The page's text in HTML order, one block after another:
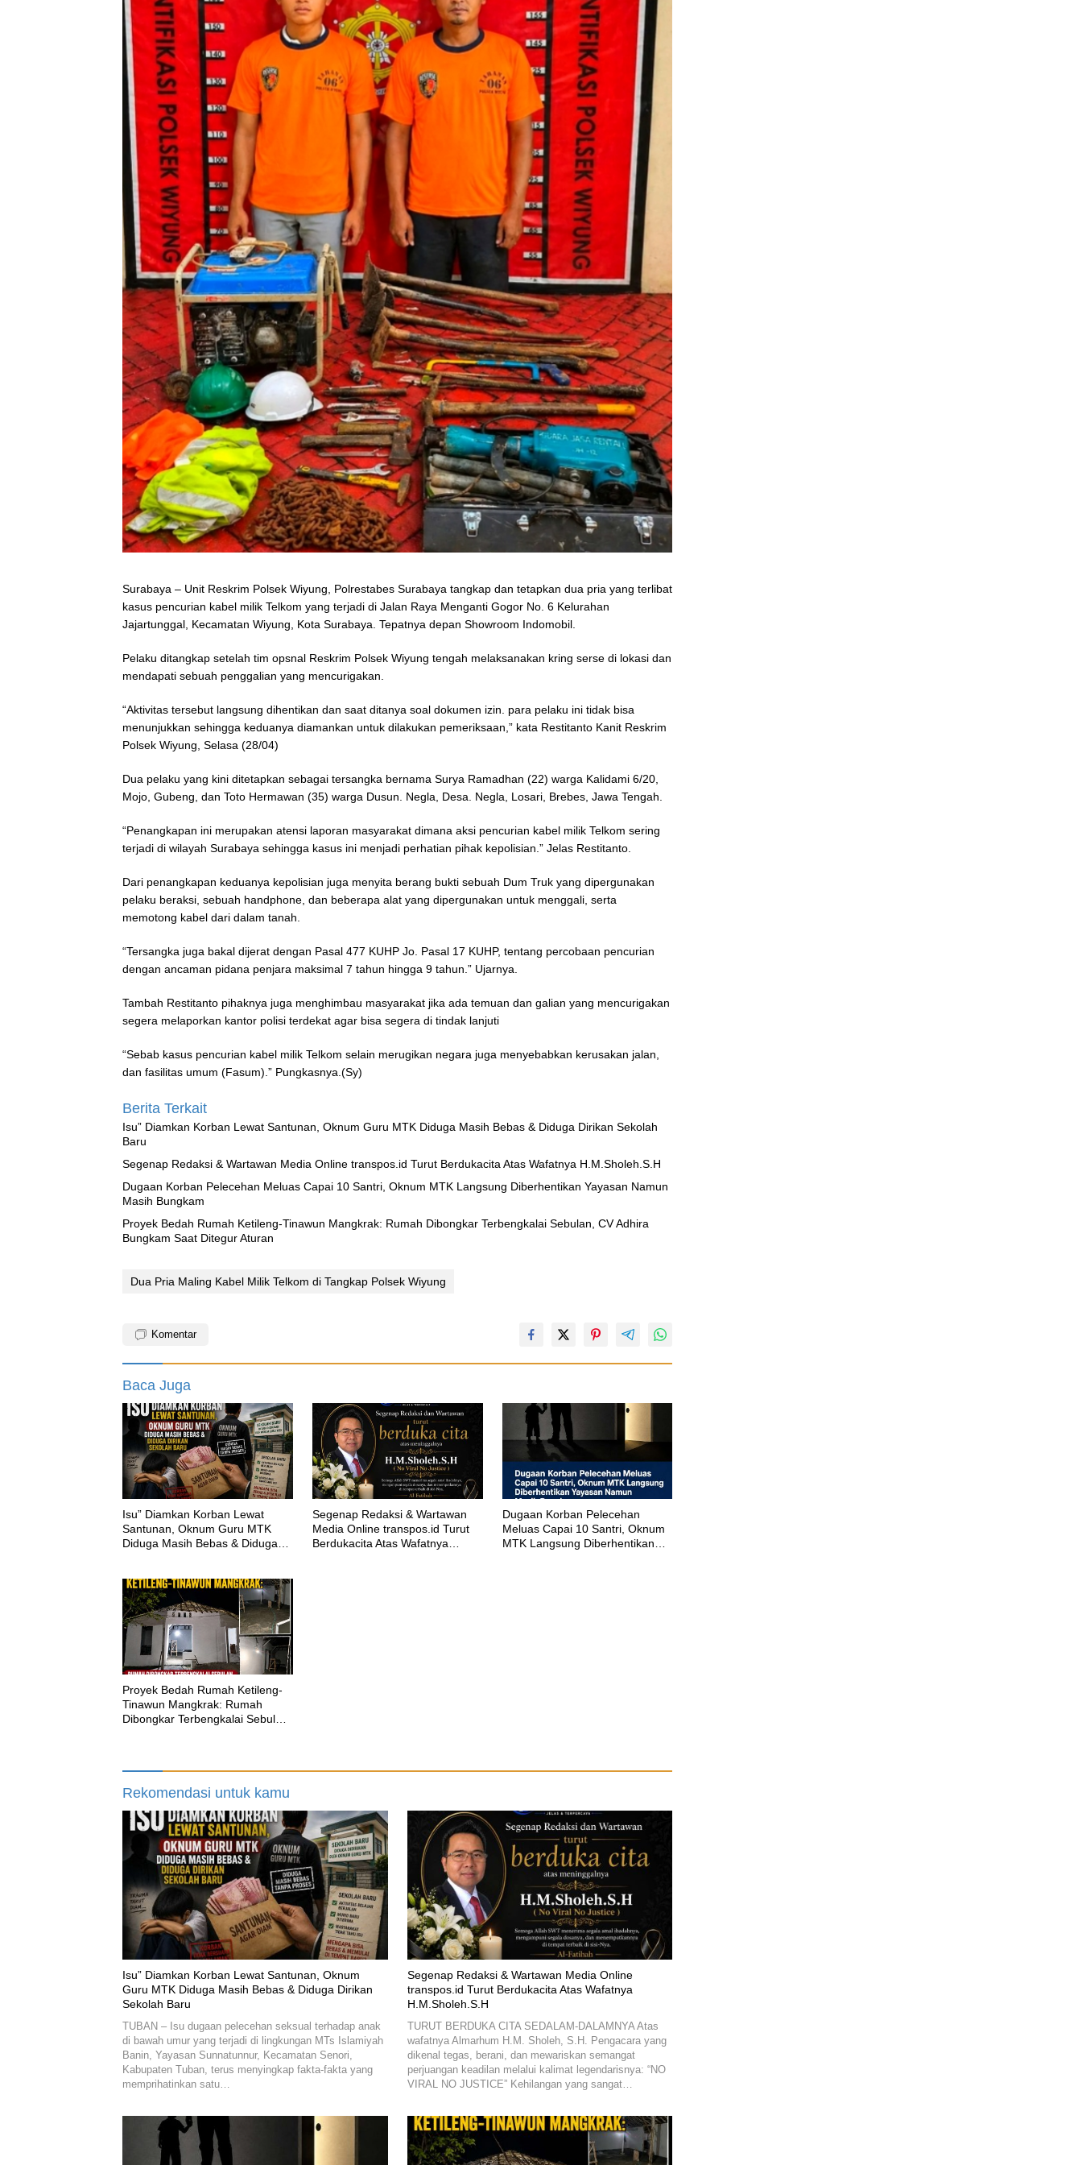
Surabaya – Unit Reskrim Polsek Wiyung, Polrestabes Surabaya tangkap dan tetapkan dua pria yang terlibat
kasus pencurian kabel milik Telkom yang terjadi di Jalan Raya Menganti Gogor No. 6 Kelurahan
Jajartunggal, Kecamatan Wiyung, Kota Surabaya. Tepatnya depan Showroom Indomobil.
Pelaku ditangkap setelah tim opsnal Reskrim Polsek Wiyung tengah melaksanakan kring serse di lokasi dan
mendapati sebuah penggalian yang mencurigakan.
“Aktivitas tersebut langsung dihentikan dan saat ditanya soal dokumen izin. para pelaku ini tidak bisa
menunjukkan sehingga keduanya diamankan untuk dilakukan pemeriksaan,” kata Restitanto Kanit Reskrim
Polsek Wiyung, Selasa (28/04)
Dua pelaku yang kini ditetapkan sebagai tersangka bernama Surya Ramadhan (22) warga Kalidami 6/20,
Mojo, Gubeng, dan Toto Hermawan (35) warga Dusun. Negla, Desa. Negla, Losari, Brebes, Jawa Tengah.
“Penangkapan ini merupakan atensi laporan masyarakat dimana aksi pencurian kabel milik Telkom sering
terjadi di wilayah Surabaya sehingga kasus ini menjadi perhatian pihak kepolisian.” Jelas Restitanto.
Dari penangkapan keduanya kepolisian juga menyita berang bukti sebuah Dum Truk yang dipergunakan
pelaku beraksi, sebuah handphone, dan beberapa alat yang dipergunakan untuk menggali, serta
memotong kabel dari dalam tanah.
“Tersangka juga bakal dijerat dengan Pasal 477 KUHP Jo. Pasal 17 KUHP, tentang percobaan pencurian
dengan ancaman pidana penjara maksimal 7 tahun hingga 9 tahun.” Ujarnya.
Tambah Restitanto pihaknya juga menghimbau masyarakat jika ada temuan dan galian yang mencurigakan
segera melaporkan kantor polisi terdekat agar bisa segera di tindak lanjuti
“Sebab kasus pencurian kabel milik Telkom selain merugikan negara juga menyebabkan kerusakan jalan,
dan fasilitas umum (Fasum).” Pungkasnya.(Sy)
Berita Terkait
‎Isu” Diamkan Korban Lewat Santunan, Oknum Guru MTK Diduga Masih Bebas & Diduga Dirikan Sekolah
Baru
Segenap Redaksi & Wartawan Media Online transpos.id Turut Berdukacita Atas Wafatnya H.M.Sholeh.S.H
‎Dugaan Korban Pelecehan Meluas Capai 10 Santri, Oknum MTK Langsung Diberhentikan Yayasan Namun
Masih Bungkam
Proyek Bedah Rumah Ketileng-Tinawun Mangkrak: Rumah Dibongkar Terbengkalai Sebulan, CV Adhira
Bungkam Saat Ditegur Aturan
Dua Pria Maling Kabel Milik Telkom di Tangkap Polsek Wiyung
Komentar
Baca Juga
‎Isu” Diamkan Korban Lewat
Santunan, Oknum Guru MTK
Diduga Masih Bebas & Diduga
Segenap Redaksi & Wartawan
Media Online transpos.id Turut
Berdukacita Atas Wafatnya
‎Dugaan Korban Pelecehan
Meluas Capai 10 Santri, Oknum
MTK Langsung Diberhentikan
Proyek Bedah Rumah Ketileng-
Tinawun Mangkrak: Rumah
Dibongkar Terbengkalai Sebulan,
Rekomendasi untuk kamu
‎Isu” Diamkan Korban Lewat Santunan, Oknum
Guru MTK Diduga Masih Bebas & Diduga Dirikan
Sekolah Baru
TUBAN – Isu dugaan pelecehan seksual terhadap anak
di bawah umur yang terjadi di lingkungan MTs Islamiyah
Banin, Yayasan Sunnatunnur, Kecamatan Senori,
Kabupaten Tuban, terus menyingkap fakta-fakta yang
memprihatinkan satu…
Segenap Redaksi & Wartawan Media Online
transpos.id Turut Berdukacita Atas Wafatnya
H.M.Sholeh.S.H
TURUT BERDUKA CITA SEDALAM-DALAMNYA Atas
wafatnya Almarhum H.M. Sholeh, S.H. Pengacara yang
dikenal tegas, berani, dan mewariskan semangat
perjuangan keadilan melalui kalimat legendarisnya: “NO
VIRAL NO JUSTICE” Kehilangan yang sangat…